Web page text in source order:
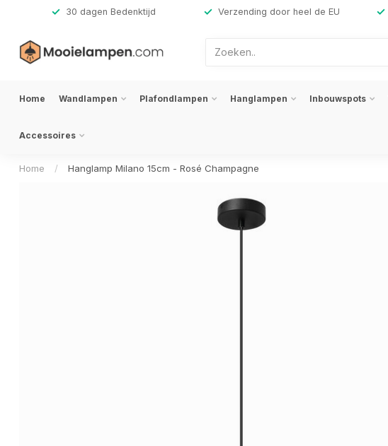
30 dagen Bedenktijd Verzending door heel de EU
Home Wandlampen Plafondlampen Hanglampen Inbouwspots
Accessoires
Home / Hanglamp Milano 15cm - Rosé Champagne